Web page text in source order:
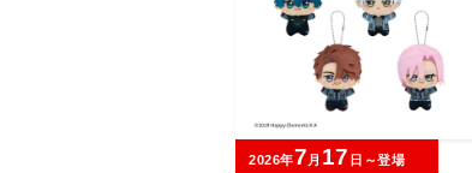
2026年7 月 17 日～登場